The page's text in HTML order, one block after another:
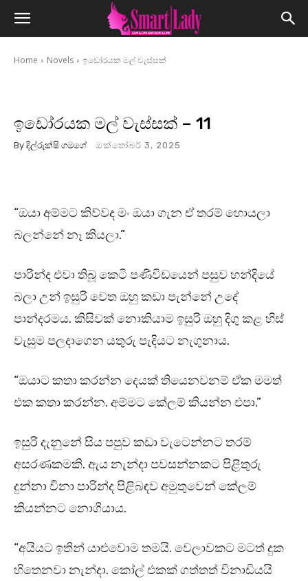
Home Novels ඉඩෝරයක මල් වැස්සක්
ඉඩෝරයක මල් වැස්සක් – 11
By දිල්රුක්ෂි ගමගේ ඔක්තෝබර් 3, 2025
“ඔයා අම්මට කිව්වද මං ඔයා ගැන ඒ තරම් හොයලා
බලන්නේ නෑ කියලා.”
පාරින්ද එවා තිබූ කෙටි පණිවිඩයෙන් පසුව හන්දියේ
බලා උන් ඉසුරි වෙත ඔහු කඩා පැන්නේ උදේ
පාන්දරමය. කිසිවක් නොකියාම ඉසුරි ඔහු දිගු කළ හිස්
වැසුම පලදාගෙන යතුරු පැදියට නැගුනාය.
“ඔයාට කතා කරන්න දෙයක් තියෙනවනම් ඒක මමත්
එක කතා කරන්න. අම්මට කේලම් කියන්න එපා.”
ඉසුරි දැනුනේ සිය පපුව කඩා වැටෙන්නට තරම්
අසරණකමකි. ඇය නැන්දා පවසන්නකට පිළිතුරු
දුන්නා විනා පාරින්ද පිළිබඳව අමුතුවෙන් කේලම්
කියන්නට නොගියාය.
“අයියට ඉතින් යාළුවොම තමයි. වෙලාවකට මටත් දුක
හිතෙනවා නැන්දා. කෝල් එකක් ගත්තත් විනාඩියයි